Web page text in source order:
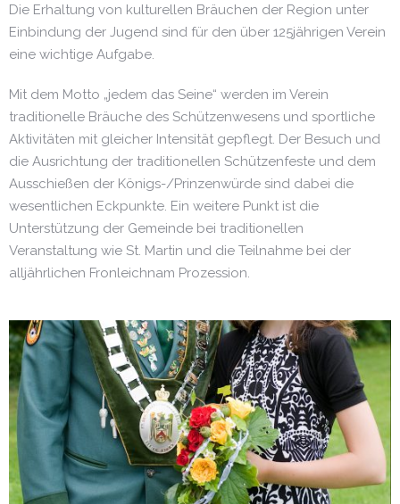
Die Erhaltung von kulturellen Bräuchen der Region unter
Einbindung der Jugend sind für den über 125jährigen Verein
eine wichtige Aufgabe.
Mit dem Motto „jedem das Seine“ werden im Verein
traditionelle Bräuche des Schützenwesens und sportliche
Aktivitäten mit gleicher Intensität gepflegt. Der Besuch und
die Ausrichtung der traditionellen Schützenfeste und dem
Ausschießen der Königs-/Prinzenwürde sind dabei die
wesentlichen Eckpunkte. Ein weitere Punkt ist die
Unterstützung der Gemeinde bei traditionellen
Veranstaltung wie St. Martin und die Teilnahme bei der
alljährlichen Fronleichnam Prozession.